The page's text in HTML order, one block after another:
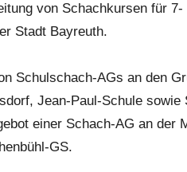
von Schachkursen für
Stadt Bayreuth.
Schulschach-AGs an den
Jean-Paul-Schule sowie
einer Schach-AG an
GS.